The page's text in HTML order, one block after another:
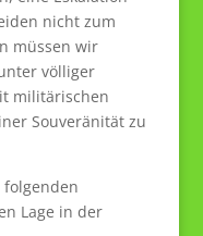
nicht zum
müssen wir
völliger
militärischen
Souveränität zu
Lage in der